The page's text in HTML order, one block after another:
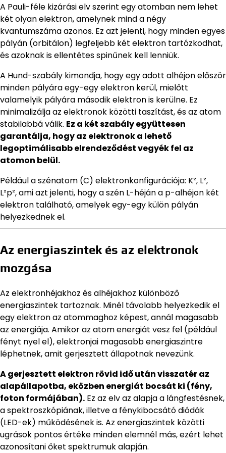
A Pauli-féle kizárási elv szerint egy atomban nem lehet
két olyan elektron, amelynek mind a négy
kvantumszáma azonos. Ez azt jelenti, hogy minden egyes
pályán (orbitálon) legfeljebb két elektron tartózkodhat,
és azoknak is ellentétes spinűnek kell lenniük.
A Hund-szabály kimondja, hogy egy adott alhéjon először
minden pályára egy-egy elektron kerül, mielőtt
valamelyik pályára második elektron is kerülne. Ez
minimalizálja az elektronok közötti taszítást, és az atom
stabilabbá válik. Ez a két szabály együttesen
garantálja, hogy az elektronok a lehető
legoptimálisabb elrendeződést vegyék fel az
atomon belül.
Például a szénatom (C) elektronkonfigurációja: K², L²,
L²p², ami azt jelenti, hogy a szén L-héján a p-alhéjon két
elektron található, amelyek egy-egy külön pályán
helyezkednek el.
Az energiaszintek és az elektronok
mozgása
Az elektronhéjakhoz és alhéjakhoz különböző
energiaszintek tartoznak. Minél távolabb helyezkedik el
egy elektron az atommaghoz képest, annál magasabb
az energiája. Amikor az atom energiát vesz fel (például
fényt nyel el), elektronjai magasabb energiaszintre
léphetnek, amit gerjesztett állapotnak nevezünk.
A gerjesztett elektron rövid idő után visszatér az
alapállapotba, eközben energiát bocsát ki (fény,
foton formájában). Ez az elv az alapja a lángfestésnek,
a spektroszkópiának, illetve a fénykibocsátó diódák
(LED-ek) működésének is. Az energiaszintek közötti
ugrások pontos értéke minden elemnél más, ezért lehet
azonosítani őket spektrumuk alapján.